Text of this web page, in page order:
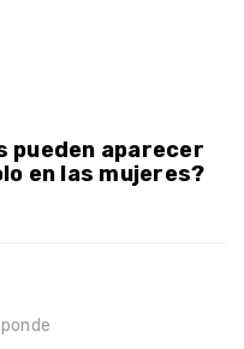
pueden aparecer
en las mujeres?